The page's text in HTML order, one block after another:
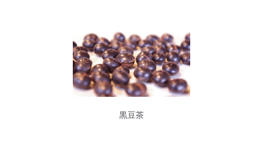
黒豆茶